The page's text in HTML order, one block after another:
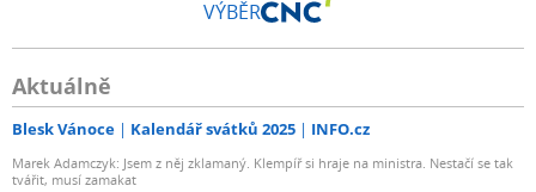
VÝBĚR
Aktuálně
Blesk Vánoce Kalendář svátků 2025 INFO.cz
Marek Adamczyk: Jsem z něj zklamaný. Klempíř si hraje na ministra. Nestačí se tak
tvářit, musí zamakat